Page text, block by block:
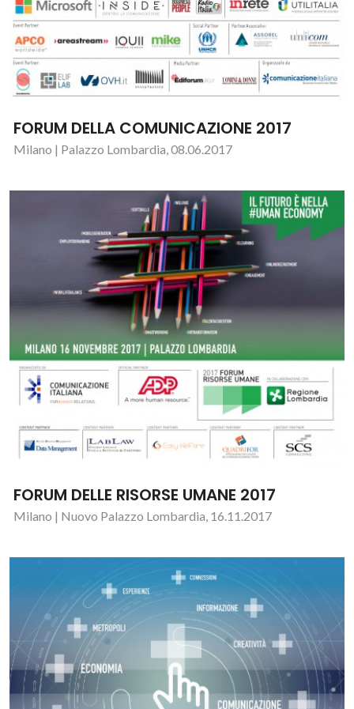
FORUM DELLA COMUNICAZIONE 2017
Milano | Palazzo Lombardia, 08.06.2017
FORUM DELLE RISORSE UMANE 2017
Milano | Nuovo Palazzo Lombardia, 16.11.2017